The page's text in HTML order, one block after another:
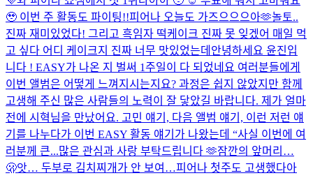
🥹 이번 주 활동도 파이팅!!피어나 오늘도 가즈으으으아🫶놀토..
진짜 재미있었다! 그리고 흑임자 떡케이크 진짜 못 잊겠어 매일 먹
고 싶다 어디 케이크지 진짜 너무 맛있었는데 안녕하세요 윤진입
니다 ! EASY가 나온 지 벌써 1주일이 다 되었네요 여러분들에게
이번 앨범은 어떻게 느껴지시는지요? 과정은 쉽지 않았지만 함께
고생해 주신 많은 사람들의 노력이 잘 닿았길 바랍니다. 제가 얼마
전에 시혁님을 만났어요. 고민 얘기, 다음 앨범 얘기, 이런 저런 얘
기를 나누다가 이번 EASY 활동 얘기가 나왔는데 “사실 이번에 여
러분께 큰...많은 관심과 사랑 부탁드립니다 🫶잠깐의 앞머리…
🫢앗… 두부로 김치찌개가 안 보여…피어나 첫주도 고생했다아